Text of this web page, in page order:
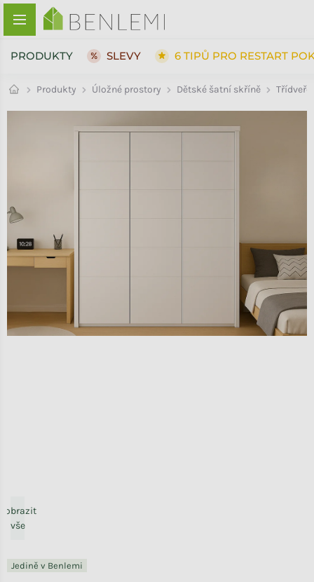
Přejít na obsah
PRODUKTY SLEVY 6 TIPŮ PRO RESTART
Produkty Úložné prostory Dětské šatní skříně
vše
Jedině v Benlemi